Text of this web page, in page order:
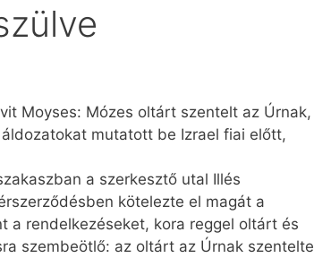
Moyses: Mózes oltárt szentelt az Úrnak,
mutatott be Izrael fiai előtt,
a szerkesztő utal Illés
kötelezte el magát a
a rendelkezéseket, kora reggel oltárt és
szembeötlő: az oltárt az Úrnak szentelte